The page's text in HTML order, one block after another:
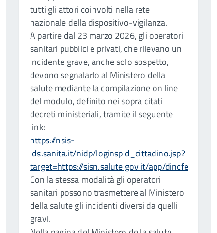
tutti gli attori coinvolti nella rete
nazionale della dispositivo-vigilanza.
A partire dal 23 marzo 2026, gli operatori
sanitari pubblici e privati, che rilevano un
incidente grave, anche solo sospetto,
devono segnalarlo al Ministero della
salute mediante la compilazione on line
del modulo, definito nei sopra citati
decreti ministeriali, tramite il seguente
link:
https://nsis-
ids.sanita.it/nidp/loginspid_cittadino.jsp?
target=https://sisn.salute.gov.it/app/dincfe
Con la stessa modalità gli operatori
sanitari possono trasmettere al Ministero
della salute gli incidenti diversi da quelli
gravi.